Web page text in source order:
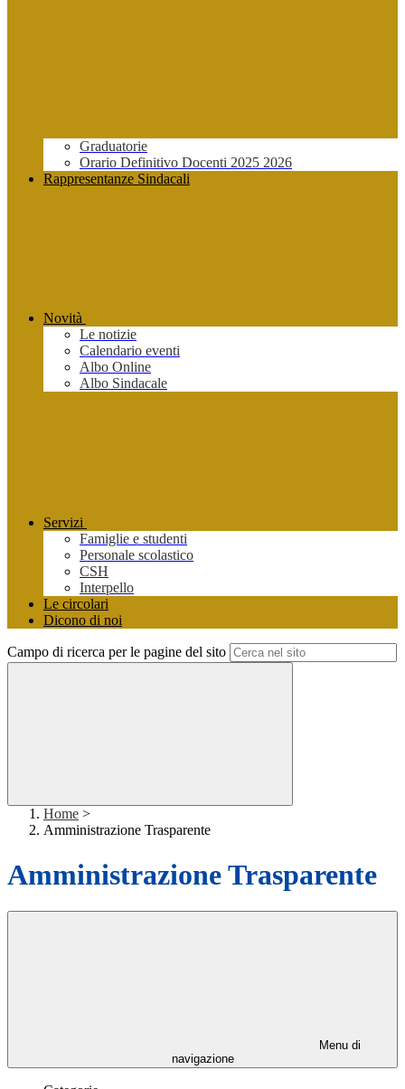
Graduatorie
Orario Definitivo Docenti 2025 2026
Rappresentanze Sindacali
Novità
Le notizie
Calendario eventi
Albo Online
Albo Sindacale
Servizi
Famiglie e studenti
Personale scolastico
CSH
Interpello
Le circolari
Dicono di noi
Campo di ricerca per le pagine del sito
Home >
Amministrazione Trasparente
Amministrazione Trasparente
Menu di
navigazione